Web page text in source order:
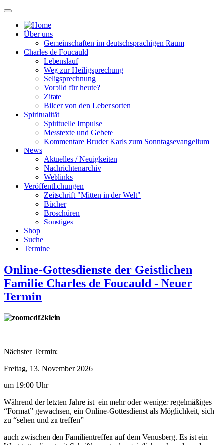
Über uns
Gemeinschaften im deutschsprachigen Raum
Charles de Foucauld
Lebenslauf
Weg zur Heiligsprechung
Seligsprechnung
Vorbild für heute?
Zitate
Bilder von den Lebensorten
Spiritualität
Spirituelle Impulse
Messtexte und Gebete
Kommentare Bruder Karls zum Sonntagsevangelium
News
Aktuelles / Neuigkeiten
Nachrichtenarchiv
Weblinks
Veröffentlichungen
Zeitschrift "Mitten in der Welt"
Bücher
Broschüren
Sonstiges
Shop
Suche
Termine
Online-Gottesdienste der Geistlichen
Familie Charles de Foucauld - Neuer
Termin
Nächster Termin:
Freitag, 13. November 2026
um 19:00 Uhr
Während der letzten Jahre ist ein mehr oder weniger regelmäßiges
“Format” gewachsen, ein Online-Gottesdienst als Möglichkeit, sich
zu “sehen und zu treffen”
auch zwischen den Familientreffen auf dem Venusberg. Es ist ein